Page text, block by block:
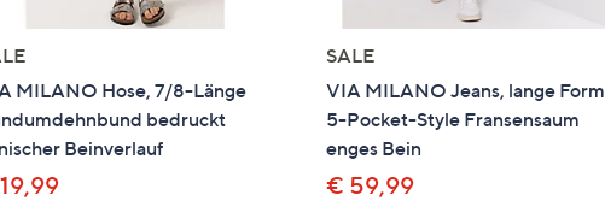
MILANO Hose, 7/8-Länge
bedruckt
Beinverlauf
SALE
VIA MILANO Jeans, lange Form
5-Pocket-Style Fransensaum
enges Bein
€ 59,99